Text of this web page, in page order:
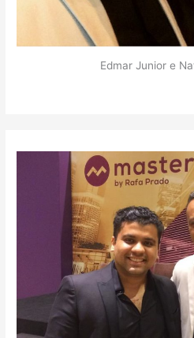
Edmar Junior e